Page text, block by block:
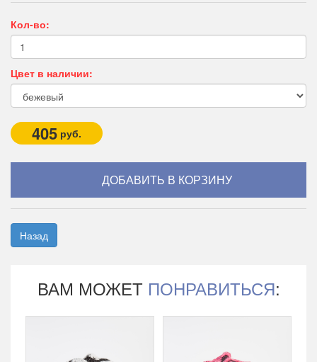
Кол-во:
Цвет в наличии:
405 руб.
Назад
ВАМ МОЖЕТ ПОНРАВИТЬСЯ: